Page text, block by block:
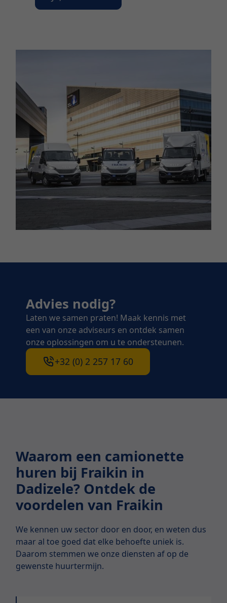
Advies nodig?
Laten we samen praten! Maak kennis met
een van onze adviseurs en ontdek samen
onze oplossingen om u te ondersteunen.
+32 (0) 2 257 17 60
Waarom een camionette
huren bij Fraikin in
Dadizele? Ontdek de
voordelen van Fraikin
We kennen uw sector door en door, en weten dus
maar al toe goed dat elke behoefte uniek is.
Daarom stemmen we onze diensten af op de
gewenste huurtermijn.